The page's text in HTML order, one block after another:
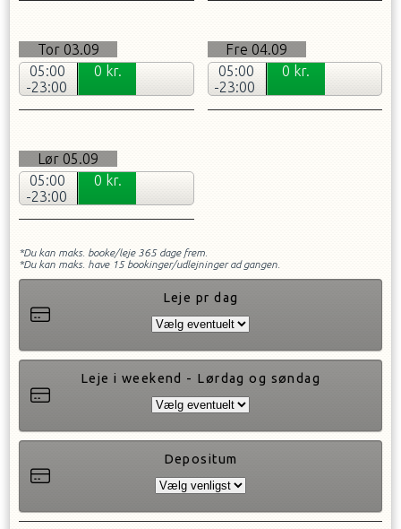
Tor 03.09
05:00
-23:00
0 kr.
Fre 04.09
05:00
-23:00
0 kr.
Lør 05.09
05:00
-23:00
0 kr.
*Du kan maks. booke/leje 365dage frem.
*Du kan maks. have 15bookinger/udlejninger ad gangen.
Leje pr dag
Leje i weekend - Lørdag og søndag
Depositum